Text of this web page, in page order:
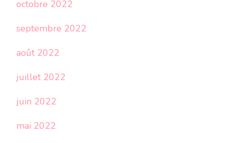
octobre 2022
septembre 2022
août 2022
juillet 2022
juin 2022
mai 2022